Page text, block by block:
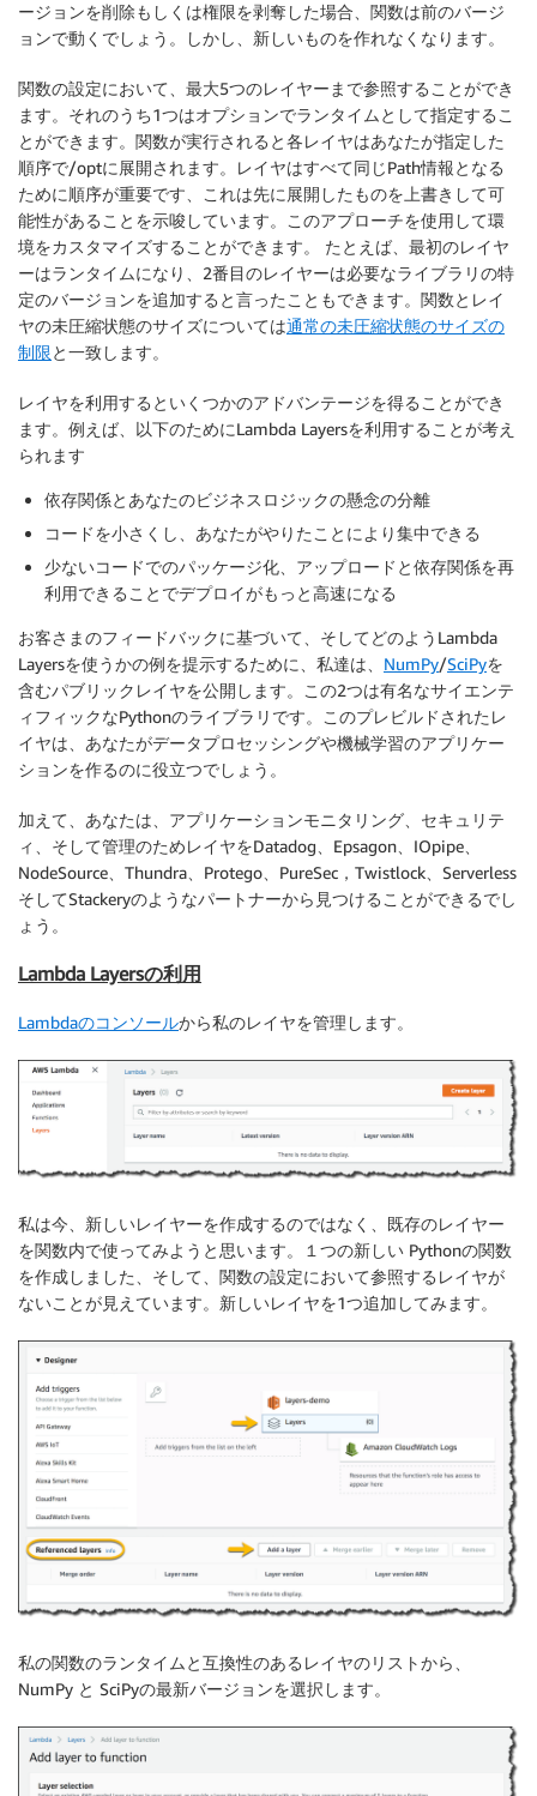
ージョンを削除もしくは権限を剥奪した場合、関数は前のバージ
ョンで動くでしょう。しかし、新しいものを作れなくなります。
関数の設定において、最大5つのレイヤーまで参照することができ
ます。それのうち1つはオプションでランタイムとして指定するこ
とができます。関数が実行されると各レイヤはあなたが指定した
順序で/optに展開されます。レイヤはすべて同じPath情報となる
ために順序が重要です、これは先に展開したものを上書きして可
能性があることを示唆しています。このアプローチを使用して環
境をカスタマイズすることができます。 たとえば、最初のレイヤ
ーはランタイムになり、2番目のレイヤーは必要なライブラリの特
定のバージョンを追加すると言ったこともできます。関数とレイ
ヤの未圧縮状態のサイズについては通常の未圧縮状態のサイズの
制限と一致します。
レイヤを利用するといくつかのアドバンテージを得ることができ
ます。例えば、以下のためにLambda Layersを利用することが考え
られます
依存関係とあなたのビジネスロジックの懸念の分離
コードを小さくし、あなたがやりたことにより集中できる
少ないコードでのパッケージ化、アップロードと依存関係を再
利用できることでデプロイがもっと高速になる
お客さまのフィードバックに基づいて、そしてどのようLambda
Layersを使うかの例を提示するために、私達は、 NumPy/SciPyを
含むパブリックレイヤを公開します。この2つは有名なサイエンテ
ィフィックなPythonのライブラリです。このプレビルドされたレ
イヤは、あなたがデータプロセッシングや機械学習のアプリケー
ションを作るのに役立つでしょう。
加えて、あなたは、アプリケーションモニタリング、セキュリテ
ィ、そして管理のためレイヤをDatadog、Epsagon、IOpipe、
NodeSource、Thundra、Protego、PureSec，Twistlock、Serverless
そしてStackeryのようなパートナーから見つけることができるでし
ょう。
Lambda Layersの利用
Lambdaのコンソールから私のレイヤを管理します。
私は今、新しいレイヤーを作成するのではなく、既存のレイヤー
を関数内で使ってみようと思います。１つの新しい Pythonの関数
を作成しました、そして、関数の設定において参照するレイヤが
ないことが見えています。新しいレイヤを1つ追加してみます。
私の関数のランタイムと互換性のあるレイヤのリストから、
NumPy と SciPyの最新バージョンを選択します。